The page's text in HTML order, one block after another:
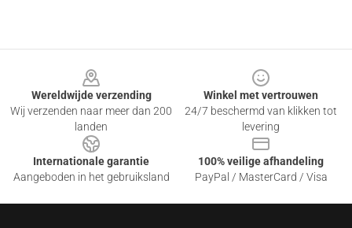
Wereldwijde verzending
Wij verzenden naar meer dan 200
landen
Winkel met vertrouwen
24/7 beschermd van klikken tot
levering
Internationale garantie
Aangeboden in het gebruiksland
100% veilige afhandeling
PayPal / MasterCard / Visa